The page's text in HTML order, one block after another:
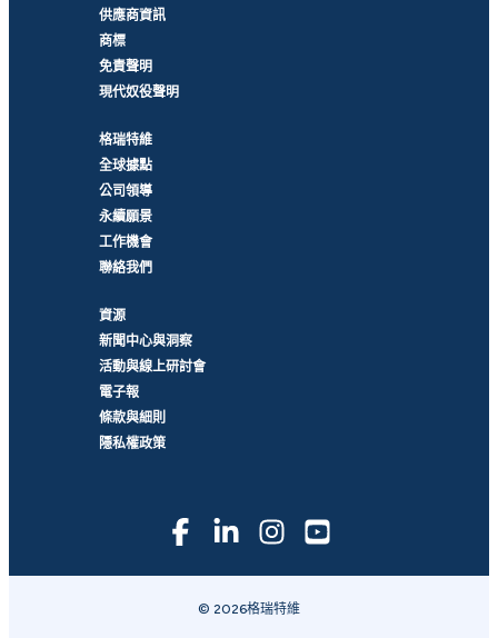
供應商資訊
商標
免責聲明
現代奴役聲明
格瑞特維
全球據點
公司領導
永續願景
工作機會
聯絡我們
資源
新聞中心與洞察
活動與線上研討會
電子報
條款與細則
隱私權政策
© 2026格瑞特維